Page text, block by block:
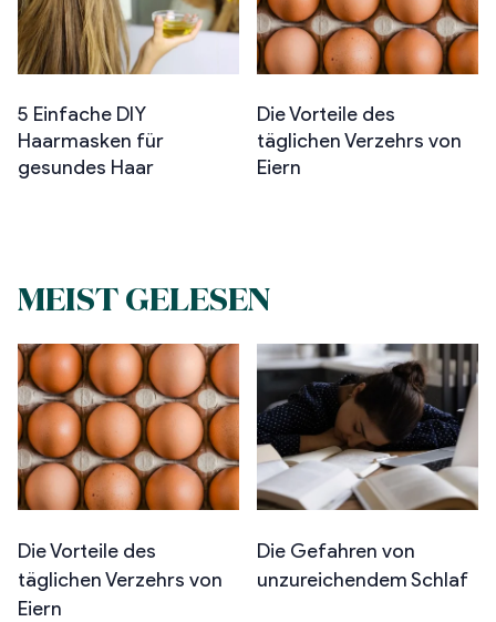
5 Einfache DIY
Haarmasken für
gesundes Haar
Die Vorteile des
täglichen Verzehrs von
Eiern
MEIST GELESEN
Die Vorteile des
täglichen Verzehrs von
Eiern
Die Gefahren von
unzureichendem Schlaf